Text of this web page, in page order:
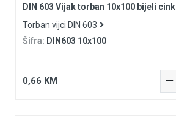
DIN 603 Vijak torban 10x100 bijeli cink
Torban vijci DIN 603
Šifra: DIN603 10x100
0,66 KM